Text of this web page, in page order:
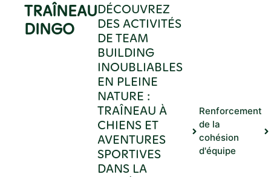
TRAÎNEAU
DINGO
DÉCOUVREZ
DES ACTIVITÉS
DE TEAM
BUILDING
INOUBLIABLES
EN PLEINE
NATURE :
TRAÎNEAU À
CHIENS ET
AVENTURES
SPORTIVES
DANS LA
Renforcement
de la
cohésion
d'équipe